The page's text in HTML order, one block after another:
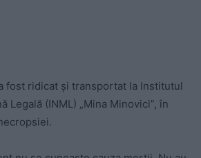
fost ridicat și transportat la Institutul
Legală (INML) „Mina Minovici”, în